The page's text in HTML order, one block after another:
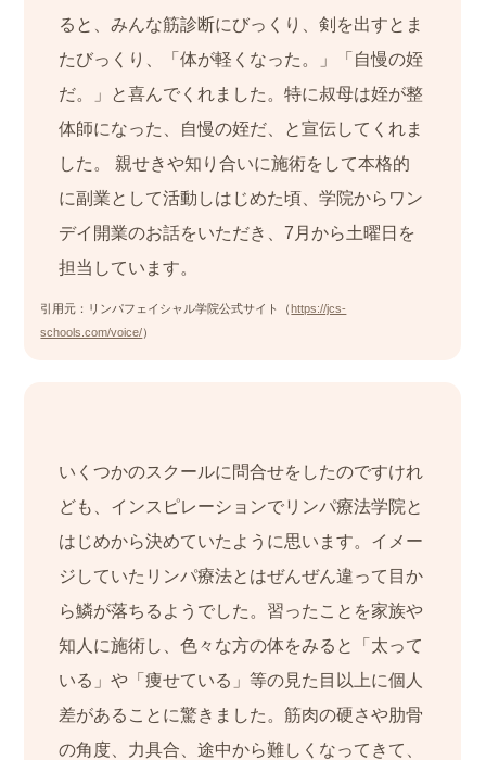
ると、みんな筋診断にびっくり、剣を出すとま
たびっくり、「体が軽くなった。」「自慢の姪
だ。」と喜んでくれました。特に叔母は姪が整
体師になった、自慢の姪だ、と宣伝してくれま
した。 親せきや知り合いに施術をして本格的
に副業として活動しはじめた頃、学院からワン
デイ開業のお話をいただき、7月から土曜日を
担当しています。
引用元：リンパフェイシャル学院公式サイト（https://jcs-
schools.com/voice/）
いくつかのスクールに問合せをしたのですけれ
ども、インスピレーションでリンパ療法学院と
はじめから決めていたように思います。イメー
ジしていたリンパ療法とはぜんぜん違って目か
ら鱗が落ちるようでした。習ったことを家族や
知人に施術し、色々な方の体をみると「太って
いる」や「痩せている」等の見た目以上に個人
差があることに驚きました。筋肉の硬さや肋骨
の角度、力具合、途中から難しくなってきて、